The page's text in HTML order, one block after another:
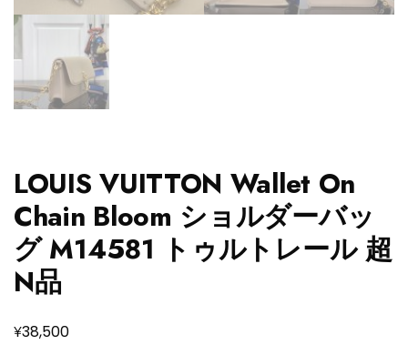
LOUIS VUITTON Wallet On
Chain Bloom ショルダーバッ
グ M14581 トゥルトレール 超
N品
¥38,500